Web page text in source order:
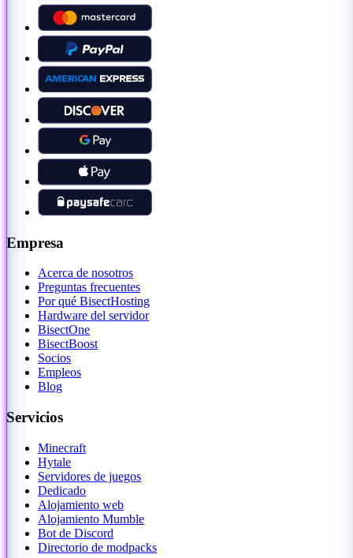
Empresa
Acerca de nosotros
Preguntas frecuentes
Por qué BisectHosting
Hardware del servidor
BisectOne
BisectBoost
Socios
Empleos
Blog
Servicios
Minecraft
Hytale
Servidores de juegos
Dedicado
Alojamiento web
Alojamiento Mumble
Bot de Discord
Directorio de modpacks